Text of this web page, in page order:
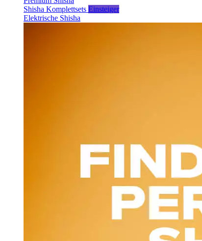
Shisha Komplettsets Einsteiger
Elektrische Shisha